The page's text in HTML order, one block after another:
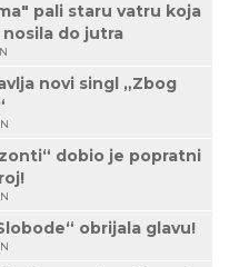
pali staru vatru koja
do jutra
novi singl „Zbog
dobio je popratni
obrijala glavu!